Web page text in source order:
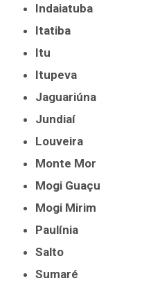
Indaiatuba
Itatiba
Itu
Itupeva
Jaguariúna
Jundiaí
Louveira
Monte Mor
Mogi Guaçu
Mogi Mirim
Paulínia
Salto
Sumaré